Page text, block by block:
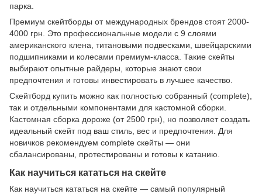
парка.
Премиум скейтборды от международных брендов стоят 2000-
4000 грн. Это профессиональные модели с 9 слоями
американского клена, титановыми подвесками, швейцарскими
подшипниками и колесами премиум-класса. Такие скейты
выбирают опытные райдеры, которые знают свои
предпочтения и готовы инвестировать в лучшее качество.
Скейтборд купить можно как полностью собранный (complete),
так и отдельными компонентами для кастомной сборки.
Кастомная сборка дороже (от 2500 грн), но позволяет создать
идеальный скейт под ваш стиль, вес и предпочтения. Для
новичков рекомендуем complete скейты — они
сбалансированы, протестированы и готовы к катанию.
Как научиться кататься на скейте
Как научиться кататься на скейте — самый популярный